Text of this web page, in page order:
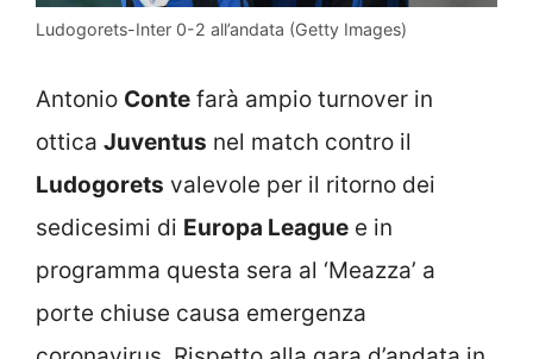
Ludogorets-Inter 0-2 all’andata (Getty Images)
Antonio Conte farà ampio turnover in
ottica Juventus nel match contro il
Ludogorets valevole per il ritorno dei
sedicesimi di Europa League e in
programma questa sera al ‘Meazza’ a
porte chiuse causa emergenza